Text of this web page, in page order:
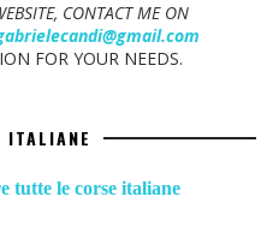
CONTACT ME ON
FOR YOUR NEEDS.
tutte le corse italiane